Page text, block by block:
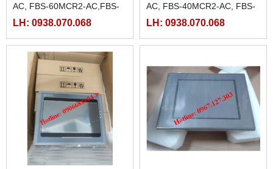
AC, FBS-60MCR2-AC,FBS-
60MAT2-AC, FBS-60MCT2-
LH: 0938.070.068
AC, FBS-40MCR2-AC, FBS-
40MCRT-AC, FBS-40MART-
LH: 0938.070.068